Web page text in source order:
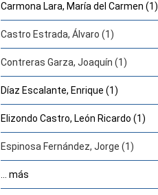
Carmona Lara, María del Carmen (1)
Castro Estrada, Álvaro (1)
Contreras Garza, Joaquín (1)
Díaz Escalante, Enrique (1)
Elizondo Castro, León Ricardo (1)
Espinosa Fernández, Jorge (1)
... más